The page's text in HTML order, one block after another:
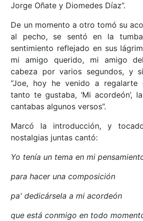
Jorge Oñate y Diomedes Díaz”.
De un momento a otro tomó su
al pecho, se sentó en la
sentimiento reflejado en sus
mi amigo querido, mi amigo
cabeza por varios segundos, y
“Joe, hoy he venido a regalarte
tanto te gustaba, ‘Mi acordeón’,
cantabas algunos versos”.
Marcó la introducción, y
nostalgias juntas cantó:
Yo tenía un tema en mi
para hacer una composición
pa' dedicársela a mi acordeón
que está conmigo en todo